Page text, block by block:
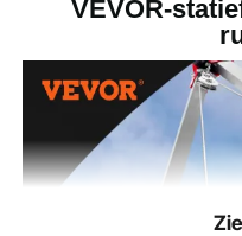
VEVOR-